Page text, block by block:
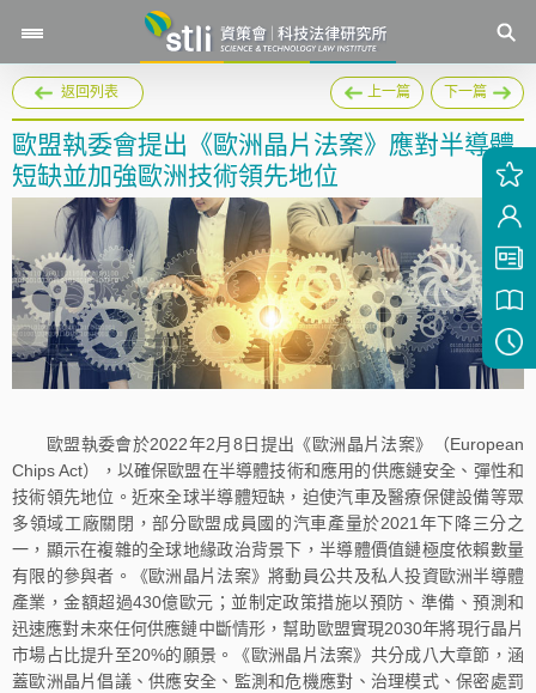
返回列表 上一篇 下一篇
歐盟執委會提出《歐洲晶片法案》應對半導體
短缺並加強歐洲技術領先地位
歐盟執委會於2022年2月8日提出《歐洲晶片法案》（European
Chips Act），以確保歐盟在半導體技術和應用的供應鏈安全、彈性和
技術領先地位。近來全球半導體短缺，迫使汽車及醫療保健設備等眾
多領域工廠關閉，部分歐盟成員國的汽車產量於2021年下降三分之
一，顯示在複雜的全球地緣政治背景下，半導體價值鏈極度依賴數量
有限的參與者。《歐洲晶片法案》將動員公共及私人投資歐洲半導體
產業，金額超過430億歐元；並制定政策措施以預防、準備、預測和
迅速應對未來任何供應鏈中斷情形，幫助歐盟實現2030年將現行晶片
市場占比提升至20%的願景。《歐洲晶片法案》共分成八大章節，涵
蓋歐洲晶片倡議、供應安全、監測和危機應對、治理模式、保密處罰